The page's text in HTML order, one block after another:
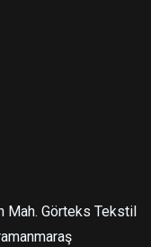
Mah. Görteks Tekstil